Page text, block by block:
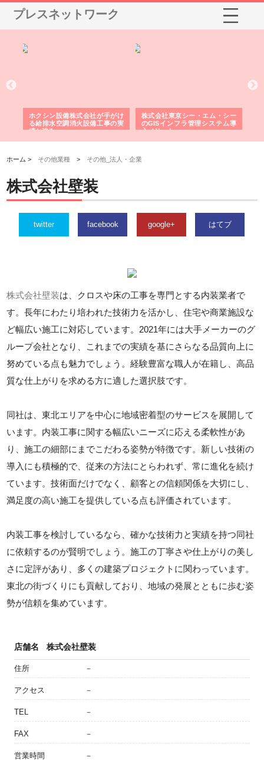
プレスネットワーク
ホクシン設備株式会社が手がけ
る給排水空調消火設備工事の実
績と強み
株式会社東京シー・エム・シー
のGISインフラ管理システム導
入メリット
ホーム > その他業種 > その他_法人・企業
株式会社壁装
twitter facebook google+ はてブ
株式会社壁装は、クロスや床の工事を専門とする内装業者で
す。長年にわたり培われた技術力を活かし、住宅や商業施設な
ど幅広い施工に対応しています。2021年には大手メーカーのグ
ループ会社となり、これまでの実績を基にさらなる品質向上に
努めている点も魅力でしょう。経験豊富な職人が在籍し、高品
質な仕上がりを求める方に適した選択肢です。
同社は、東北エリアを中心に地域密着型のサービスを展開して
います。内装工事に関する幅広いニーズに応える柔軟性があ
り、施工の細部にまでこだわる姿勢が特徴です。新しい技術の
導入にも積極的で、従来の方法にとらわれず、常に進化を続け
ています。技術面だけでなく、顧客との信頼関係を大切にし、
満足度の高い施工を提供している点も評価されています。
内装工事を検討しているなら、確かな技術力と実績を持つ同社
に依頼するのが賢明でしょう。施工の丁寧さや仕上がりの美し
さに定評があり、多くの建築プロジェクトに関わっています。
東北の街づくりにも貢献しており、地域の発展とともに歩む姿
勢が信頼を集めています。
店舗名 株式会社壁装
住所 －
アクセス －
TEL －
FAX －
営業時間 －